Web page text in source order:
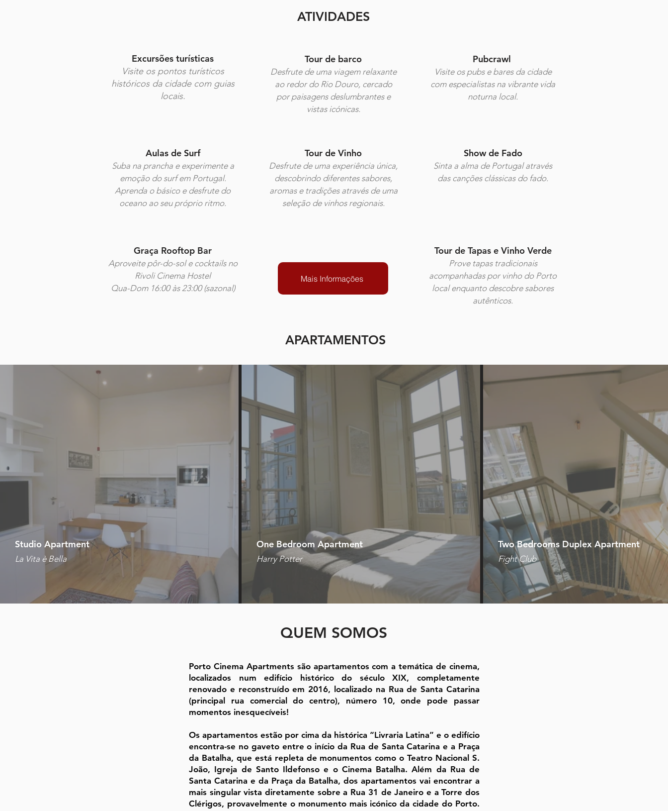
ATIVIDADES
Excursões turísticas
Visite os pontos turísticos
históricos da cidade com guias
locais.
Tour de barco
Desfrute de uma viagem relaxante
ao redor do Rio Douro, cercado
por paisagens deslumbrantes e
vistas icónicas.
Pubcrawl
Visite os pubs e bares da cidade
com especialistas na vibrante vida
noturna local.
Aulas de Surf
Suba na prancha e experimente a
emoção do surf em Portugal.
Aprenda o básico e desfrute do
oceano ao seu próprio ritmo.
Tour de Vinho
Desfrute de uma experiência única,
descobrindo diferentes sabores,
aromas e tradições através de uma
seleção de vinhos regionais.
Show de Fado
Sinta a alma de Portugal através
das canções clássicas do fado.
Graça Rooftop Bar
Aproveite pôr-do-sol e cocktails no
Rivoli Cinema Hostel
Qua-Dom 16:00 às 23:00 (sazonal)
Mais Informações
Tour de Tapas e Vinho Verde
Prove tapas tradicionais
acompanhadas por vinho do Porto
local enquanto descobre sabores
autênticos.
APARTAMENTOS
Studio Apartment
La Vita è Bella
One Bedroom Apartment
Harry Potter
Two Bedrooms Duplex Apartment
Fight Club
QUEM SOMOS
Porto Cinema Apartments são apartamentos com a temática de cinema,
localizados num edifício histórico do século XIX, completamente
renovado e reconstruído em 2016, localizado na Rua de Santa Catarina
(principal rua comercial do centro), número 10, onde pode passar
momentos inesquecíveis!
Os apartamentos estão por cima da histórica “Livraria Latina” e o edifício
encontra-se no gaveto entre o início da Rua de Santa Catarina e a Praça
da Batalha, que está repleta de monumentos como o Teatro Nacional S.
João, Igreja de Santo Ildefonso e o Cinema Batalha. Além da Rua de
Santa Catarina e da Praça da Batalha, dos apartamentos vai encontrar a
mais singular vista diretamente sobre a Rua 31 de Janeiro e a Torre dos
Clérigos, provavelmente o monumento mais icónico da cidade do Porto.